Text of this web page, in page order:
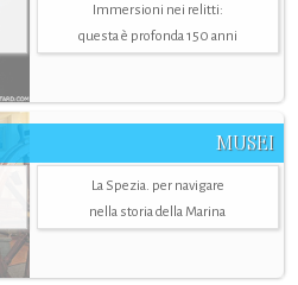
Immersioni nei relitti:
questa è profonda 150 anni
MUSEI
La Spezia. per navigare
nella storia della Marina